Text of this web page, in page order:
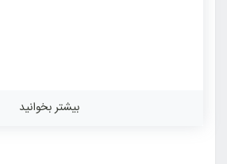
بیشتر بخوانید